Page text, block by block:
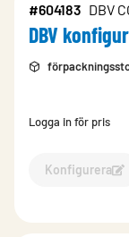
#604183 DBV
DBV
Logga in för pris
Konfigurera